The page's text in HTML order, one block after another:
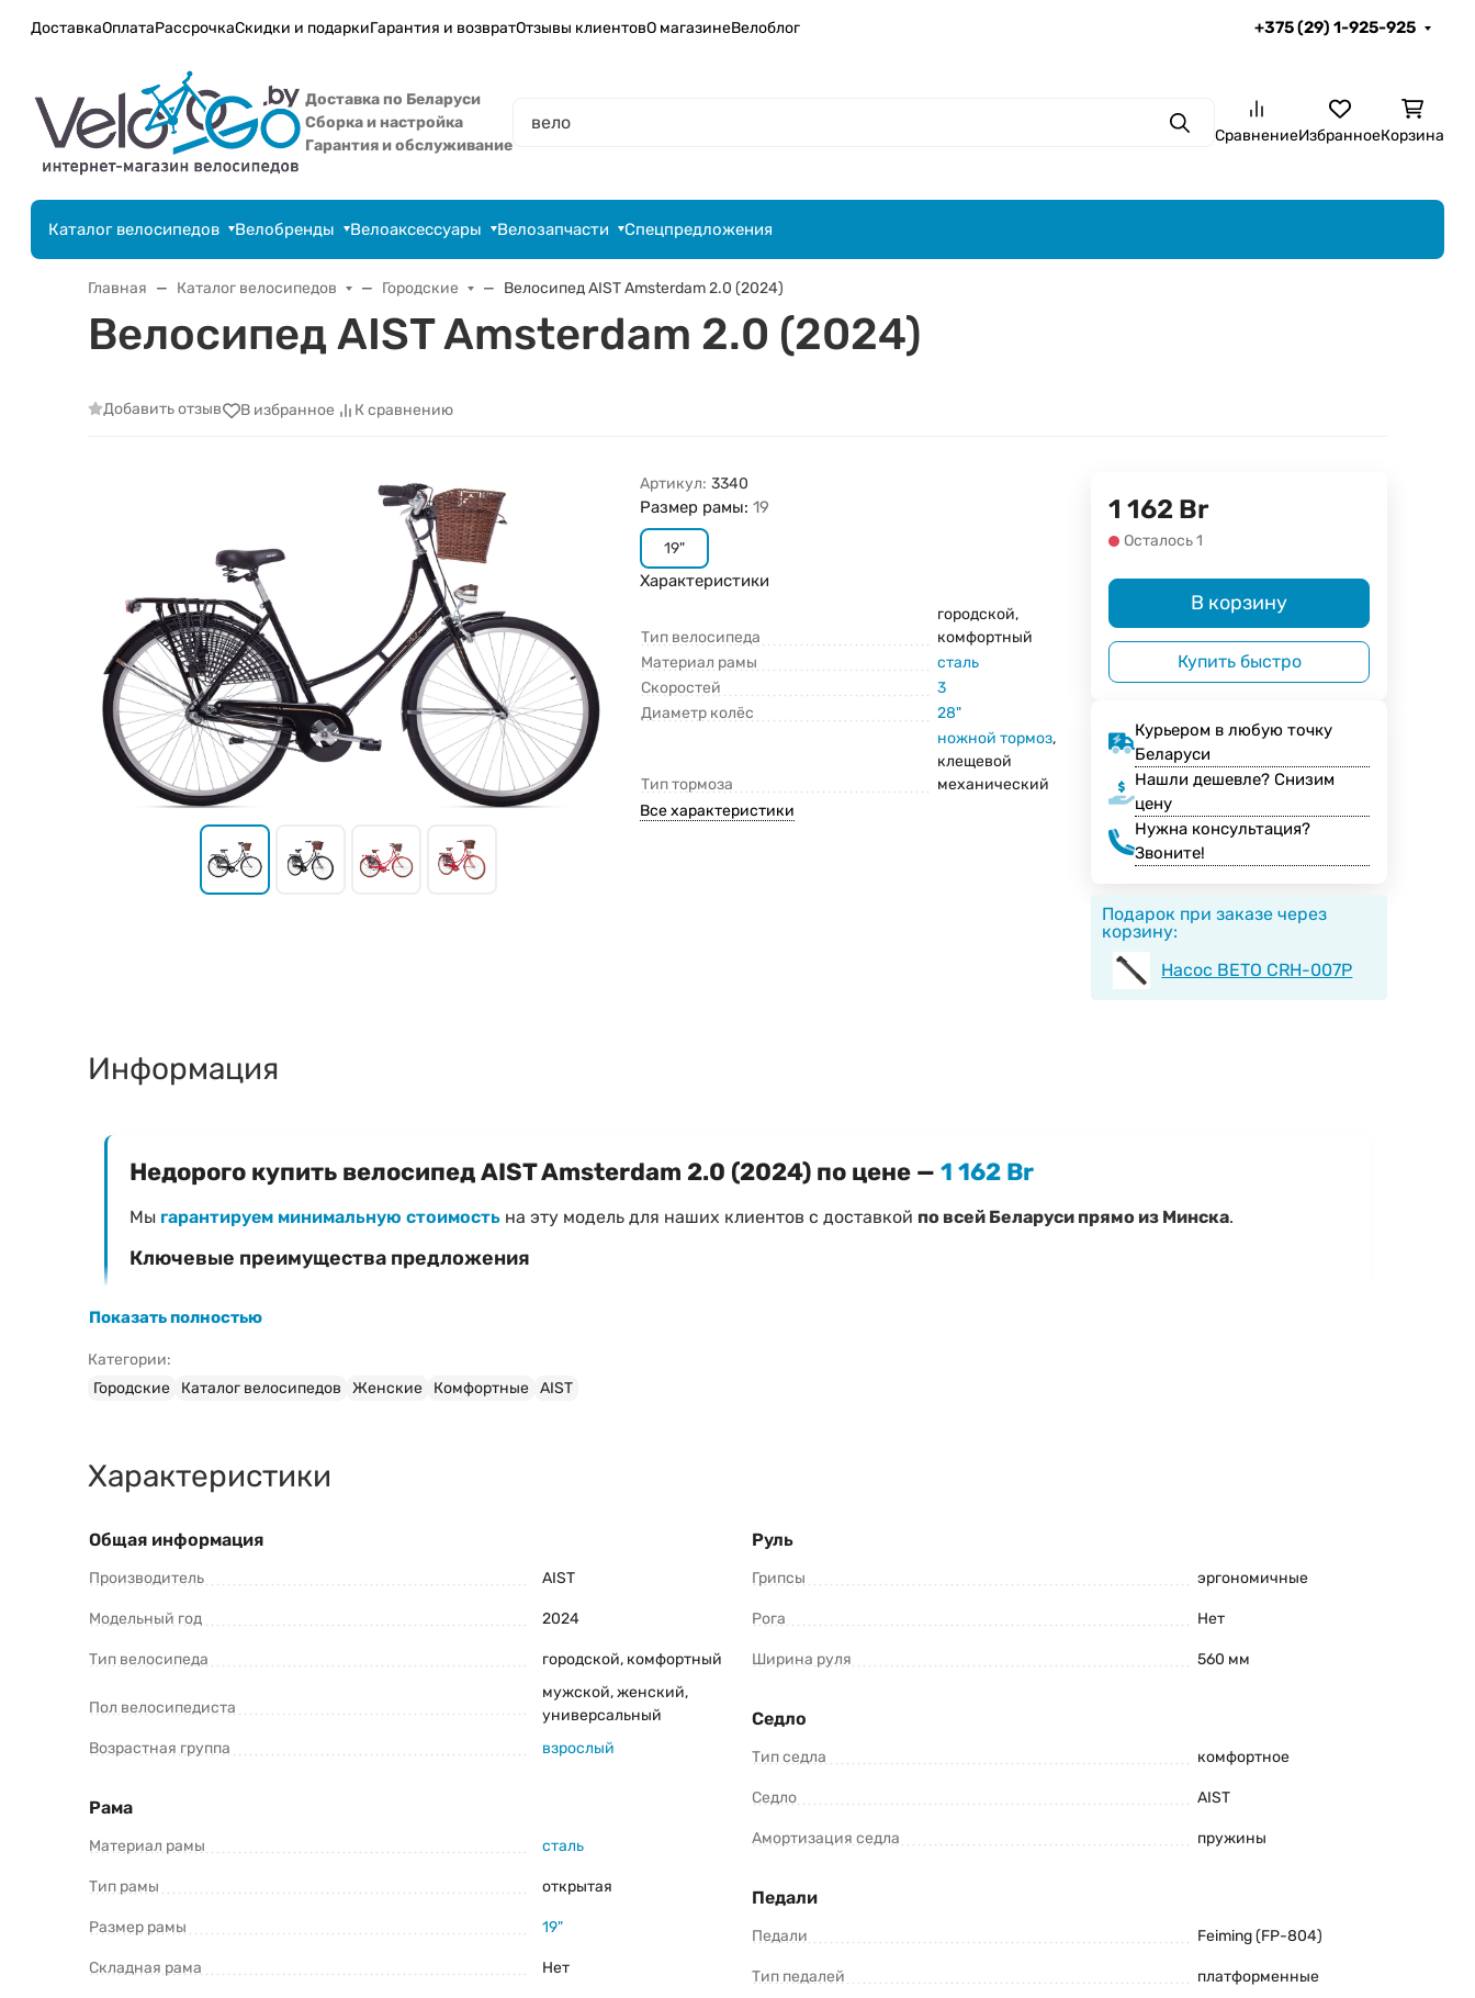
ДоставкаОплатаРассрочкаСкидки и подаркиГарантия и возвратОтзывы клиентовО магазинеВелоблог +375 (29) 1-925-925
Доставка по Беларуси
Сборка и настройка
Гарантия и обслуживание
ПоискСравнениеИзбранноеКорзина
Каталог велосипедов Велобренды Велоаксессуары Велозапчасти Спецпредложения
Главная Каталог велосипедов Городские Велосипед AIST Amsterdam 2.0 (2024)
Велосипед AIST Amsterdam 2.0 (2024)
Добавить отзыв В избранное К сравнению
Артикул: 3340
Размер рамы:19
19"
Характеристики
Тип велосипеда
городской,
комфортный
Материал рамы
сталь
Скоростей
3
Диаметр колёс
28"
Тип тормоза
ножной тормоз,
клещевой
механический
Все характеристики
1 162 Br
Осталось 1
В корзину
Купить быстро
Курьером в любую точку
Беларуси
Нашли дешевле? Снизим
цену
Нужна консультация?
Звоните!
Подарок при заказе через
корзину:
Насос BETO CRH-007P
Информация
Недорого купить велосипед AIST Amsterdam 2.0 (2024) по цене — 1 162 Br
Мы гарантируем минимальную стоимость на эту модель для наших клиентов с доставкой по всей Беларуси прямо из Минска.
Ключевые преимущества предложения
Затрудняетесь с выбором модели?
Свяжитесь с консультантом для быстрого ответа!
Наш менеджер поможет подтвердить наличие, уточнить характеристики AIST
Amsterdam 2.0 (2024) и оформить заказ.
Консультация и оформление заказа:
+375 (29) 1-925-925
*Информация о товаре предоставлена для ознакомления. Производители оставляют за собой право изменять внешний вид, характеристики и комплектацию товара предварительно не уведомляя
Показать полностью
Категории:
Городские
Каталог велосипедов Женские Комфортные AIST
Характеристики
Общая информация
Производитель AIST
Модельный год 2024
Тип велосипеда городской, комфортный
Пол велосипедиста
мужской, женский,
универсальный
Возрастная группа
взрослый
Рама
Материал рамы сталь
Тип рамы открытая
Размер рамы 19"
Складная рама Нет
Руль
Грипсы эргономичные
Рога Нет
Ширина руля 560 мм
Седло
Тип седла комфортное
Седло AIST
Амортизация седла пружины
Педали
Педали Feiming (FP-804)
Тип педалей платформенные